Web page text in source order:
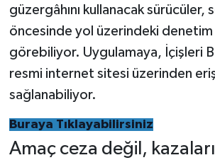
güzergâhını kullanacak sürücüler,
öncesinde yol üzerindeki
görebiliyor. Uygulamaya, İçişleri
resmi internet sitesi üzerinden
sağlanabiliyor.
Buraya Tıklayabilirsiniz
Amaç ceza değil,